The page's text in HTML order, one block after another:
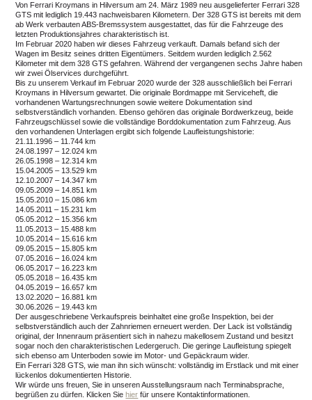
Von Ferrari Kroymans in Hilversum am 24. März 1989 neu ausgelieferter Ferrari 328
GTS mit lediglich 19.443 nachweisbaren Kilometern. Der 328 GTS ist bereits mit dem
ab Werk verbauten ABS-Bremssystem ausgestattet, das für die Fahrzeuge des
letzten Produktionsjahres charakteristisch ist.
Im Februar 2020 haben wir dieses Fahrzeug verkauft. Damals befand sich der
Wagen im Besitz seines dritten Eigentümers. Seitdem wurden lediglich 2.562
Kilometer mit dem 328 GTS gefahren. Während der vergangenen sechs Jahre haben
wir zwei Ölservices durchgeführt.
Bis zu unserem Verkauf im Februar 2020 wurde der 328 ausschließlich bei Ferrari
Kroymans in Hilversum gewartet. Die originale Bordmappe mit Serviceheft, die
vorhandenen Wartungsrechnungen sowie weitere Dokumentation sind
selbstverständlich vorhanden. Ebenso gehören das originale Bordwerkzeug, beide
Fahrzeugschlüssel sowie die vollständige Borddokumentation zum Fahrzeug. Aus
den vorhandenen Unterlagen ergibt sich folgende Laufleistungshistorie:
21.11.1996 – 11.744 km
24.08.1997 – 12.024 km
26.05.1998 – 12.314 km
15.04.2005 – 13.529 km
12.10.2007 – 14.347 km
09.05.2009 – 14.851 km
15.05.2010 – 15.086 km
14.05.2011 – 15.231 km
05.05.2012 – 15.356 km
11.05.2013 – 15.488 km
10.05.2014 – 15.616 km
09.05.2015 – 15.805 km
07.05.2016 – 16.024 km
06.05.2017 – 16.223 km
05.05.2018 – 16.435 km
04.05.2019 – 16.657 km
13.02.2020 – 16.881 km
30.06.2026 – 19.443 km
Der ausgeschriebene Verkaufspreis beinhaltet eine große Inspektion, bei der
selbstverständlich auch der Zahnriemen erneuert werden. Der Lack ist vollständig
original, der Innenraum präsentiert sich in nahezu makellosem Zustand und besitzt
sogar noch den charakteristischen Ledergeruch. Die geringe Laufleistung spiegelt
sich ebenso am Unterboden sowie im Motor- und Gepäckraum wider.
Ein Ferrari 328 GTS, wie man ihn sich wünscht: vollständig im Erstlack und mit einer
lückenlos dokumentierten Historie.
Wir würde uns freuen, Sie in unseren Ausstellungsraum nach Terminabsprache,
begrüßen zu dürfen.
Klicken Sie hier für unsere Kontaktinformationen.